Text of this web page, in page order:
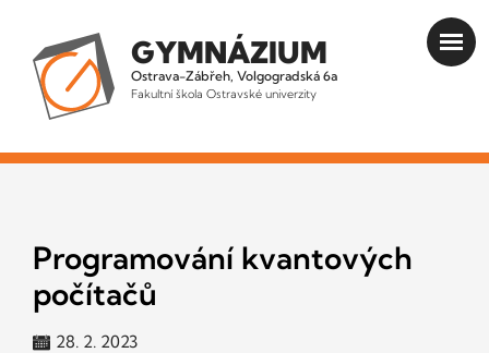
GYMNÁZIUM
Ostrava-Zábřeh, Volgogradská 6a
Fakultní škola Ostravské univerzity
Programování kvantových
počítačů
28. 2. 2023